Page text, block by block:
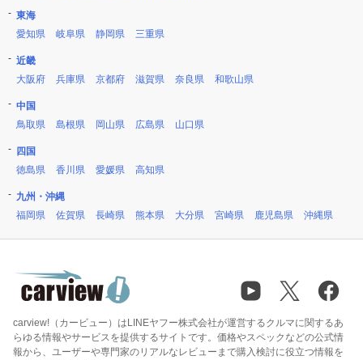
東海
愛知県
岐阜県 静岡県 三重県
近畿
大阪府
兵庫県 京都府 滋賀県 奈良県 和歌山県
中国
鳥取県
島根県 岡山県 広島県 山口県
四国
徳島県
香川県 愛媛県 高知県
九州・沖縄
福岡県
佐賀県 長崎県 熊本県 大分県 宮崎県 鹿児島県 沖縄県
carview!（カービュー）はLINEヤフー株式会社が運営するクルマに関するあ
らゆる情報やサービスを提供するサイトです。価格やスペックなどの公式情
報から、ユーザーや専門家のリアルなレビューまで購入検討に役立つ情報を